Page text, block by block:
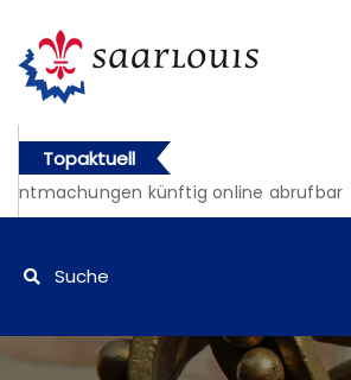
Topaktuell
künftig online abrufbar